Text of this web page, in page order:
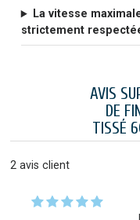
La vitesse
strictement
AVIS
DE
TISSÉ
2 avis client